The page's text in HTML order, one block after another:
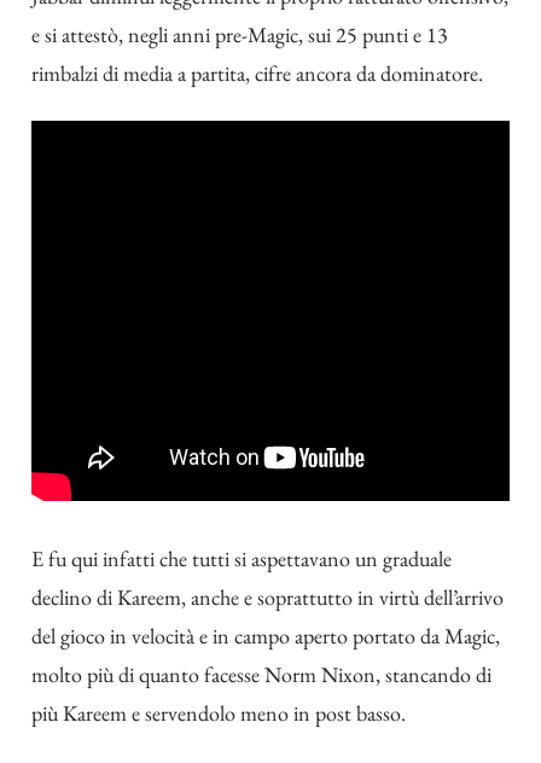
e si attestò, negli anni pre-Magic, sui 25 punti e 13
rimbalzi di media a partita, cifre ancora da dominatore.
E fu qui infatti che tutti si aspettavano un graduale
declino di Kareem, anche e soprattutto in virtù dell’arrivo
del gioco in velocità e in campo aperto portato da Magic,
molto più di quanto facesse Norm Nixon, stancando di
più Kareem e servendolo meno in post basso.